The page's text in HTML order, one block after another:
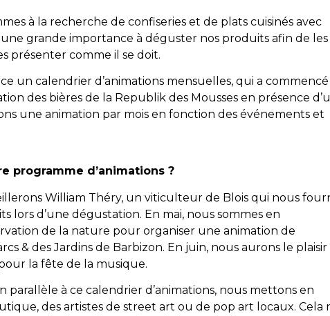
à la recherche de confiseries et de plats cuisinés avec
grande importance à déguster nos produits afin de les
présenter comme il se doit.
un calendrier d’animations mensuelles, qui a commencé
des bières de la Republik des Mousses en présence
une animation par mois en fonction des événements et
programme d’animations ?
William Théry, un viticulteur de Blois qui nous
lors d’une dégustation. En mai, nous sommes en
de la nature pour organiser une animation de
& des Jardins de Barbizon. En juin, nous aurons le plaisir
la fête de la musique.
parallèle à ce calendrier d’animations, nous mettons en
des artistes de street art ou de pop art locaux. Cela